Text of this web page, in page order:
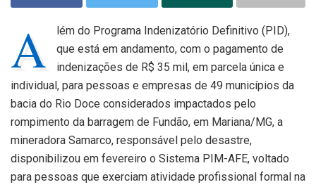
A
lém do Programa Indenizatório Definitivo (PID),
que está em andamento, com o pagamento de
indenizações de R$ 35 mil, em parcela única e
individual, para pessoas e empresas de 49 municípios da
bacia do Rio Doce considerados impactados pelo
rompimento da barragem de Fundão, em Mariana/MG, a
mineradora Samarco, responsável pelo desastre,
disponibilizou em fevereiro o Sistema PIM-AFE, voltado
para pessoas que exerciam atividade profissional formal na